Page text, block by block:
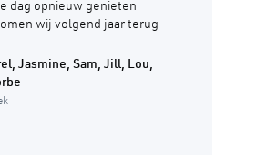
dag opnieuw genieten
wij volgend jaar terug
Jasmine, Sam, Jill, Lou,